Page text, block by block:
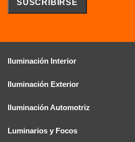
Iluminación Interior
Iluminación Exterior
Iluminación Automotriz
Luminarios y Focos